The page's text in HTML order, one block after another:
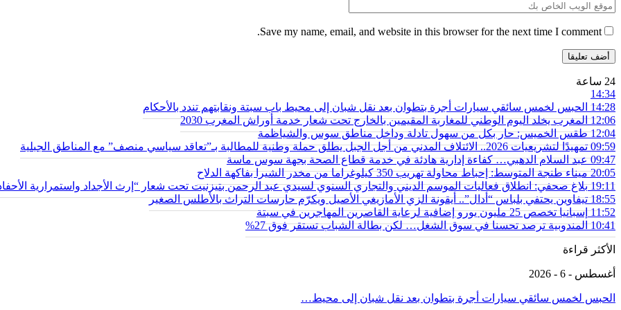
Save my name, email, and website in this browser for the next time I comment.
24 ساعة
14:34
14:28 الحبس لخمس سائقي سيارات أجرة بتطوان بعد نقل شبان إلى محيط باب سبتة ونقابتهم تندد بالأحكام
12:06 المغرب يخلد اليوم الوطني للمغاربة المقيمين بالخارج تحت شعار خدمة أوراش المغرب 2030
12:04 طقس الخميس: ﺣﺎﺭ بكل من سهول تادلة وداخل مناطق سوس والشياظمة
09:59 تمهيدًا لتشريعيات 2026.. الائتلاف المدني من أجل الجبل يطلق حملة وطنية للمطالبة بـ”تعاقد سياسي منصف” مع المناطق الجبلية
09:47 عبد السلام الدهبي… كفاءة إدارية هادئة في خدمة قطاع الصحة بجهة سوس ماسة
20:05 ميناء طنجة المتوسط: إحباط محاولة تهريب 350 كيلوغراما من مخدر الشيرا بفاكهة الدلاح
19:11 بلاغ صحفي: انطلاق فعاليات الموسم الديني والتجاري السنوي لسيدي عبد الرحمن بتيزنيت تحت شعار “إرث الأجداد واستمرارية
18:55 تيفاوين يحتفي بلباس “أدال”.. أيقونة الزي الأمازيغي الأصيل ويكرّم حارسات التراث بالأطلس الصغير
11:52 إسبانيا تخصص 25 مليون يورو إضافية لرعاية القاصرين المهاجرين في سبتة
10:41 المندوبية ترصد تحسنا في سوق الشغل… لكن بطالة الشباب تستقر فوق 27%
الأكثر قراءة
أغسطس - 6 - 2026
الحبس لخمس سائقي سيارات أجرة بتطوان بعد نقل شبان إلى محيط…